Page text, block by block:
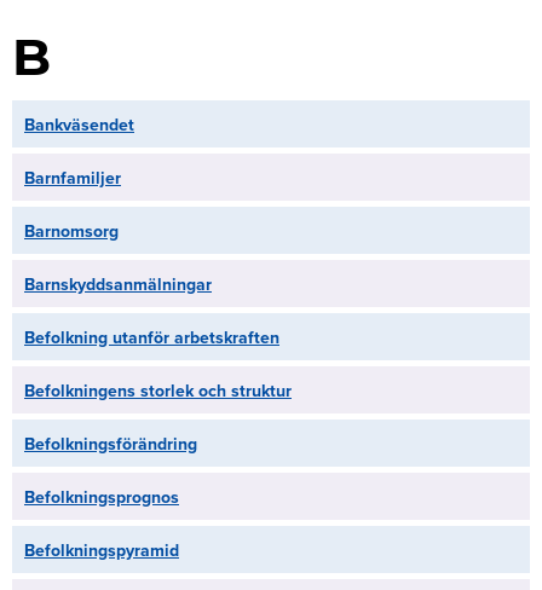
B
Bankväsendet
Barnfamiljer
Barnomsorg
Barnskyddsanmälningar
Befolkning utanför arbetskraften
Befolkningens storlek och struktur
Befolkningsförändring
Befolkningsprognos
Befolkningspyramid